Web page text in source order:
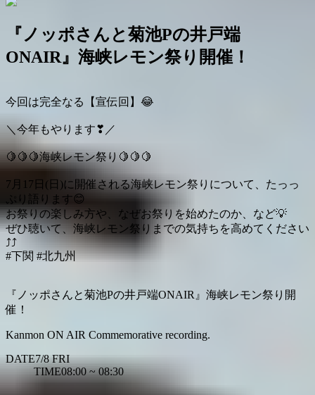
『ノッポさんと菊池Pの井戸端
ONAIR』海峡レモン祭り開催！
今回は完全なる【宣伝回】 😂
＼今年もやります❣ ／
🍋 🍋🍋海峡レモン祭り 🍋 🍋 🍋
7月17日(日)に開催される海峡レモン祭りについて、たっっ
ぷり語ります 😊
お祭りの楽しみ方や、なぜお祭りを始めたのか、など💡
ぜひ聴いて、海峡レモン祭りまでの気持ちを高めてください
⤴⤴
#下関 #北九州
『ノッポさんと菊池Pの井戸端ONAIR』海峡レモン祭り開
催！
Kanmon ON AIR Commemorative recording.
DATE7/8FRI
TIME08:00 ~ 08:30